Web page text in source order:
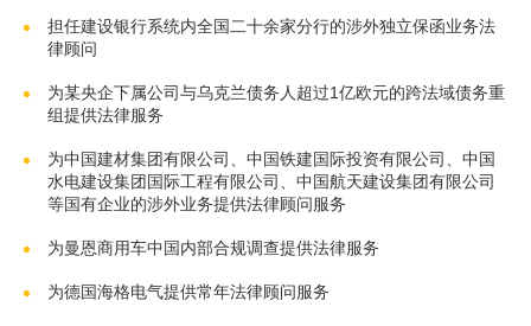
担任建设银行系统内全国二十余家分行的涉外独立保函业务法
律顾问
为某央企下属公司与乌克兰债务人超过1亿欧元的跨法域债务重
组提供法律服务
为中国建材集团有限公司、中国铁建国际投资有限公司、中国
水电建设集团国际工程有限公司、中国航天建设集团有限公司
等国有企业的涉外业务提供法律顾问服务
为曼恩商用车中国内部合规调查提供法律服务
为德国海格电气提供常年法律顾问服务